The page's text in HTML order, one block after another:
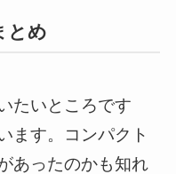
とめ
たいところです
ます。コンパクト
あったのかも知れ